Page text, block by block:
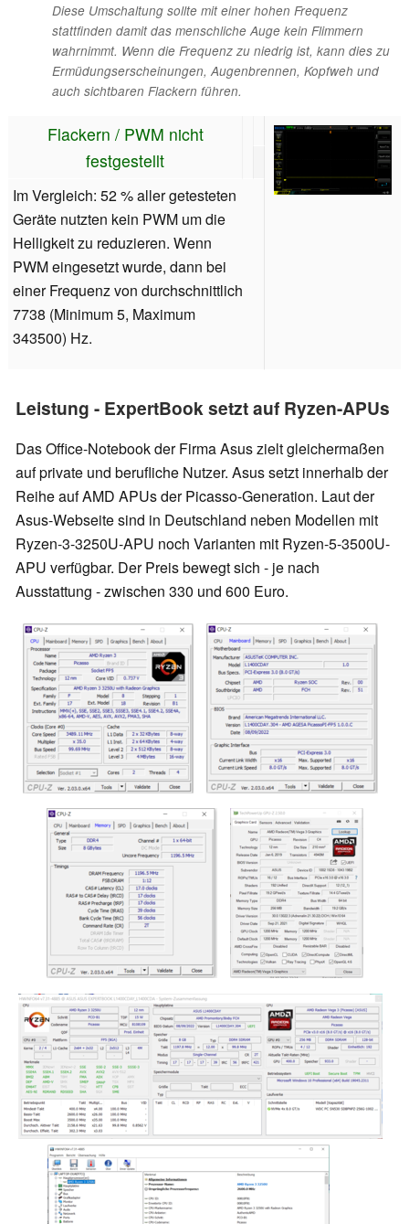
Diese Umschaltung sollte mit einer hohen Frequenz
stattfinden damit das menschliche Auge kein Flimmern
wahrnimmt. Wenn die Frequenz zu niedrig ist, kann dies zu
Ermüdungserscheinungen, Augenbrennen, Kopfweh und
auch sichtbaren Flackern führen.
Flackern / PWM nicht
festgestellt
Im Vergleich: 52 % aller getesteten
Geräte nutzten kein PWM um die
Helligkeit zu reduzieren. Wenn
PWM eingesetzt wurde, dann bei
einer Frequenz von durchschnittlich
7738 (Minimum 5, Maximum
343500) Hz.
Leistung - ExpertBook setzt auf Ryzen-APUs
Das Office-Notebook der Firma Asus zielt gleichermaßen
auf private und berufliche Nutzer. Asus setzt innerhalb der
Reihe auf AMD APUs der Picasso-Generation. Laut der
Asus-Webseite sind in Deutschland neben Modellen mit
Ryzen-3-3250U-APU noch Varianten mit Ryzen-5-3500U-
APU verfügbar. Der Preis bewegt sich - je nach
Ausstattung - zwischen 330 und 600 Euro.